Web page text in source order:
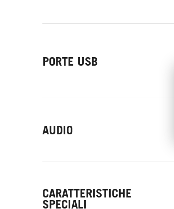
PORTE USB
AUDIO
CARATTERISTICHE
SPECIALI